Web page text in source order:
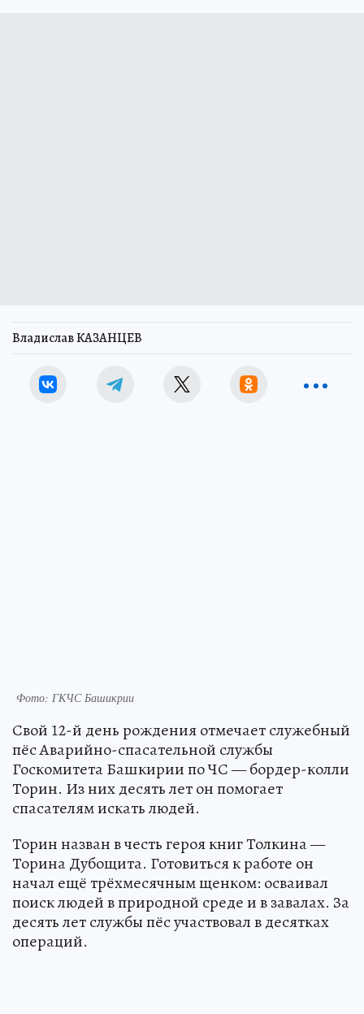
Владислав КАЗАНЦЕВ
Фото: ГКЧС Башикрии
Свой 12-й день рождения отмечает служебный
пёс Аварийно-спасательной службы
Госкомитета Башкирии по ЧС — бордер-колли
Торин. Из них десять лет он помогает
спасателям искать людей.
Торин назван в честь героя книг Толкина —
Торина Дубощита. Готовиться к работе он
начал ещё трёхмесячным щенком: осваивал
поиск людей в природной среде и в завалах. За
десять лет службы пёс участвовал в десятках
операций.